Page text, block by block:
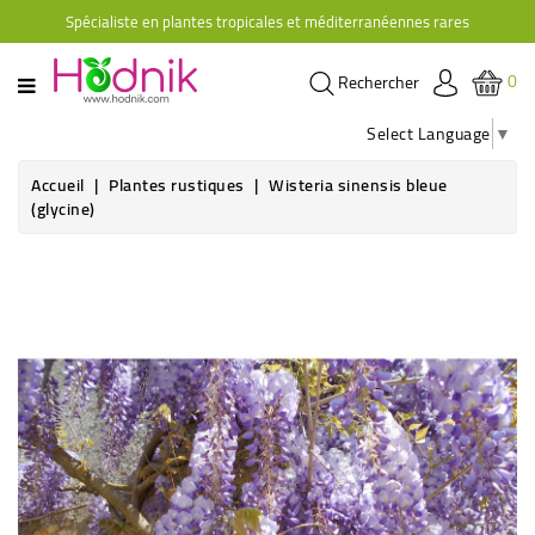
Spécialiste en plantes tropicales et méditerranéennes rares
CATÉGORIE
PLANTES
GRIMPANTES
PLANTES
RUSTIQUES
PLANTES
RETOMBANTES
0
Rechercher
Select Language ▼
Accueil
Plantes rustiques Wisteria sinensis bleue
(glycine)